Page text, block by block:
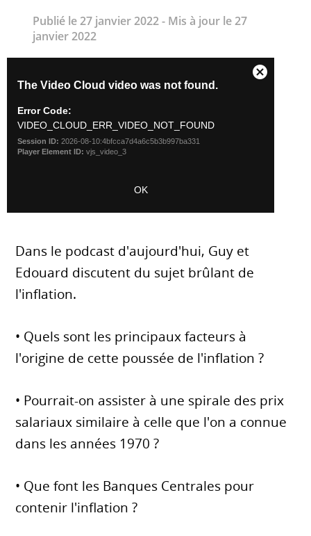
Publié le 27 janvier 2022 - Mis à jour le 27
janvier 2022
Dans le podcast d'aujourd'hui, Guy et
Edouard discutent du sujet brûlant de
l'inflation.
• Quels sont les principaux facteurs à
l'origine de cette poussée de l'inflation ?
• Pourrait-on assister à une spirale des prix
salariaux similaire à celle que l'on a connue
dans les années 1970 ?
• Que font les Banques Centrales pour
contenir l'inflation ?